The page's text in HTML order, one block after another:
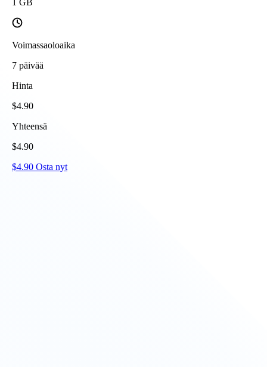
GB
Voimassaoloaika
7 päivää
Hinta
$4.90
Yhteensä
$4.90
$4.90 Osta nyt